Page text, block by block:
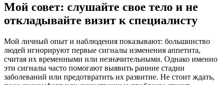
Мой совет: слушайте свое тело и не
откладывайте визит к специалисту
Мой личный опыт и наблюдения показывают: большинство
людей игнорируют первые сигналы изменения аппетита,
считая их временными или незначительными. Однако именно
эти сигналы часто помогают выявить ранние стадии
заболеваний или предотвратить их развитие. Не стоит ждать,